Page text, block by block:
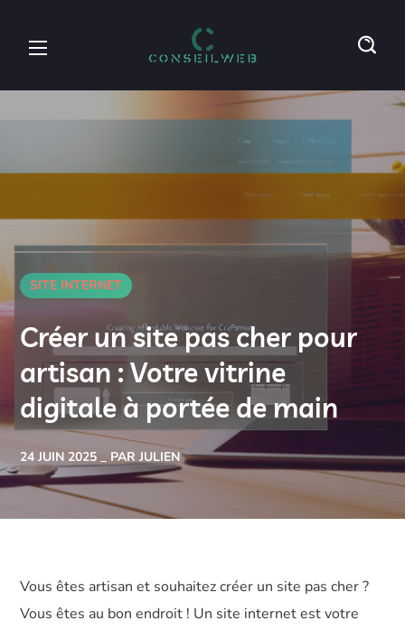
SITE INTERNET
Créer un site pas cher pour
artisan : Votre vitrine
digitale à portée de main
24 JUIN 2025 PAR JULIEN
Vous êtes artisan et souhaitez créer un site pas cher ?
Vous êtes au bon endroit ! Un site internet est votre